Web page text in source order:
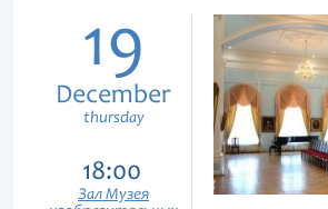
19
December
thursday
18:00
Зал Музея